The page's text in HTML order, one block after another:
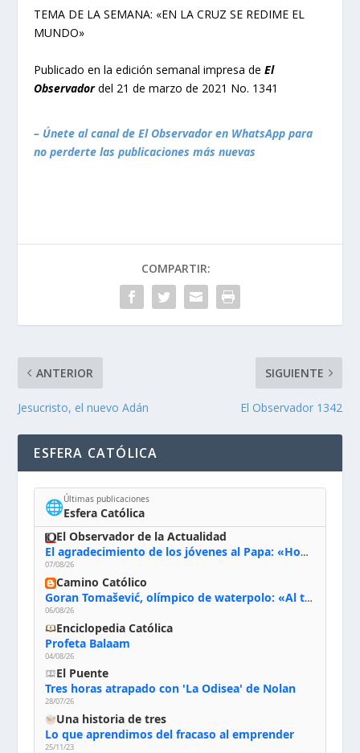
TEMA DE LA SEMANA: «EN LA CRUZ SE REDIME EL
MUNDO»
Publicado en la edición semanal impresa deEl
Observadordel 21 de marzo de 2021 No. 1341
– Únete al canal de El Observador en WhatsApp para
no perderte las publicaciones más nuevas
COMPARTIR:
ANTERIOR
Jesucristo, el nuevo Adán
SIGUIENTE
El Observador 1342
ESFERA CATÓLICA
🌐Últimas publicaciones
Esfera Católica
El Observador de la Actualidad
El agradecimiento de los jóvenes al Papa: «Hoy nos sentimos Iglesia»
07/08/26
Camino Católico
Goran Tomašević, olímpico de waterpolo: «Al terminar el Camino de Santiago entregué mi vida a Cristo; hablé con Dios y le dije: ‘Estoy listo; estoy a tu servicio. Puedo llevar lo que sea necesario para ti’»
06/08/26
Enciclopedia Católica
Profeta Balaam
04/08/26
El Puente
Tres horas atrapado con 'La Odisea' de Nolan
28/07/26
Una historia de tres
Lo que aprendimos del fracaso al emprender
25/11/23